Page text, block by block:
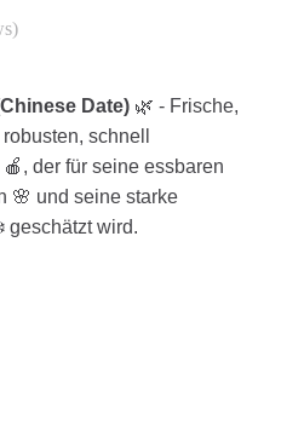
Date) 🌿 - Frische,
schnell
der für seine essbaren
🌸 und seine starke
geschätzt wird.